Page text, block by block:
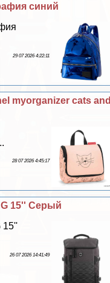
синий
29 07 2026 4:22:11
myorganizer cats and
28 07 2026 4:45:17
15'' Серый
15''
26 07 2026 14:41:49